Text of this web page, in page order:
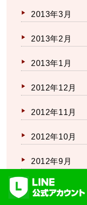
2013年3月
2013年2月
2013年1月
2012年12月
2012年11月
2012年10月
2012年9月
2012年8月